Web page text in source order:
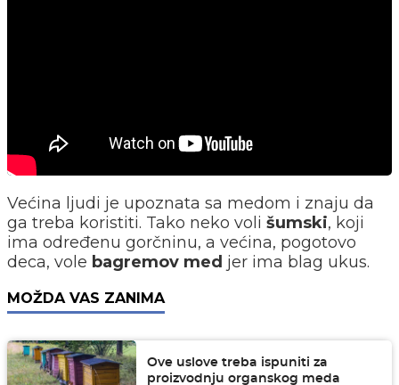
Većina ljudi je upoznata sa medom i znaju da
ga treba koristiti. Tako neko voli šumski, koji
ima određenu gorčninu, a većina, pogotovo
deca, vole bagremov med jer ima blag ukus.
MOŽDA VAS ZANIMA
Ove uslove treba ispuniti za
proizvodnju organskog meda